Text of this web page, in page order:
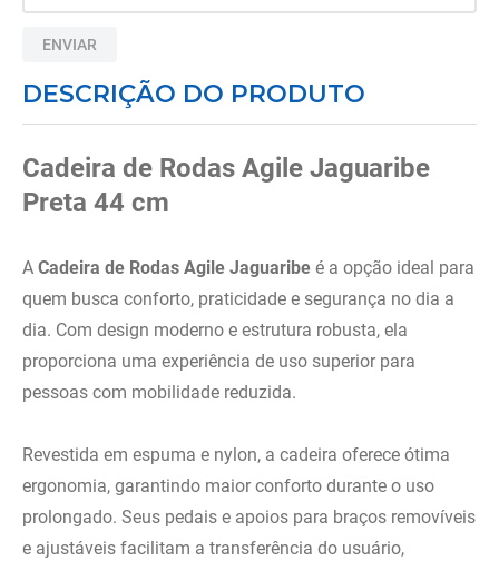
ENVIAR
DESCRIÇÃO DO PRODUTO
Cadeira de Rodas Agile Jaguaribe
Preta 44 cm
A Cadeira de Rodas Agile Jaguaribe é a opção ideal para
quem busca conforto, praticidade e segurança no dia a
dia. Com design moderno e estrutura robusta, ela
proporciona uma experiência de uso superior para
pessoas com mobilidade reduzida.
Revestida em espuma e nylon, a cadeira oferece ótima
ergonomia, garantindo maior conforto durante o uso
prolongado. Seus pedais e apoios para braços removíveis
e ajustáveis facilitam a transferência do usuário,
7º
munique
tipoia
9º
imobilizador joelho
10º bota imobilizadora